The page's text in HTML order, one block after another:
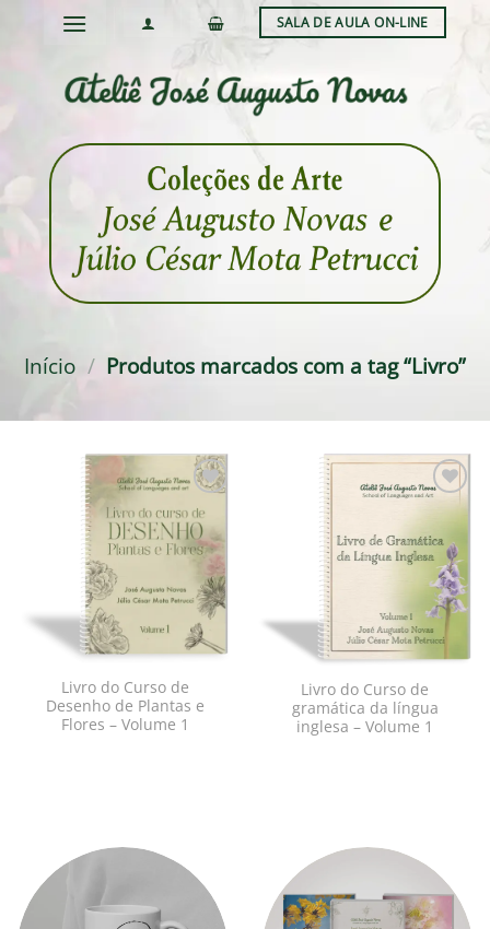
SALA DE AULA ON-LINE
Início / Produtos marcados com a tag “Livro”
Adicionar
à lista de
desejos
Livro do Curso de
Desenho de Plantas e
Flores – Volume 1
Adicionar
desejos
Livro do Curso de
gramática da língua
inglesa – Volume 1